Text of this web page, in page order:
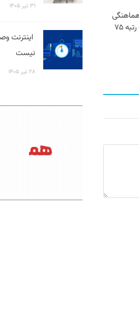
نهادی شرط رسیدن ایران به رتبه ۷۵
۳۱ تیر ۱۴۰۵
اینترنت
نیست
۲۸ تیر ۱۴۰۵